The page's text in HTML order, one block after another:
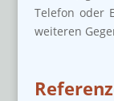
Telefon oder
weiteren